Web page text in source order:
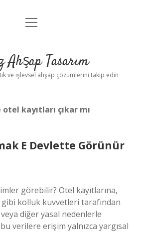
Anasayfa
Yasal Uyarı
menüyü
Ahşap Tasarım
ve işlevsel ahşap çözümlerini takip edin
kayıtları çıkar mı
E Devlette Görünür
görebilir? Otel kayıtlarına,
kolluk kuvvetleri tarafından
diğer yasal nedenlerle
verilere erişim yalnızca yargısal